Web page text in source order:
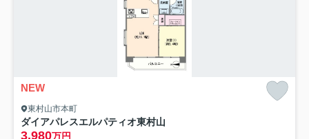
NEW
東村山市本町
ダイアパレスエルパティオ東村山
3,980万円